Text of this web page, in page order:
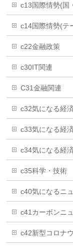
c13国際情勢(国
c14国際情勢(テ
c22金融政策
c30IT関連
C31金融関連
c32気になる経
c33気になる経
c34気になる経
c35科学・技術
c40気になるニ
c41カーボンニ
c42新型コロナ